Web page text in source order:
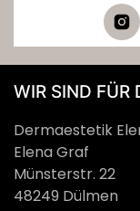
WIR SIND FÜR
Dermaestetik
Elena Graf
Münsterstr. 22
48249 Dülmen